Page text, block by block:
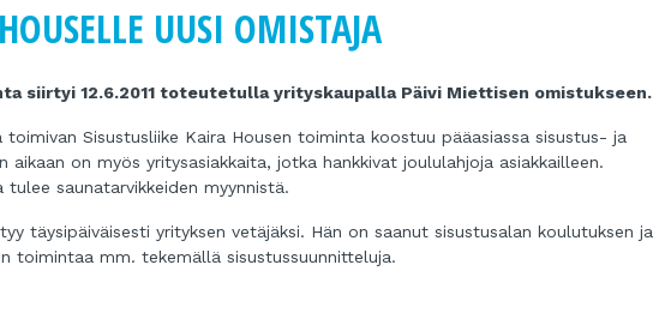
UUSI OMISTAJA
siirtyi 12.6.2011 toteutetulla yrityskaupalla Päivi Miettisen omistukseen.
Sisustusliike Kaira Housen toiminta koostuu pääasiassa sisustus- ja
on myös yritysasiakkaita, jotka hankkivat joululahjoja asiakkailleen.
saunatarvikkeiden myynnistä.
täysipäiväisesti yrityksen vetäjäksi. Hän on saanut sisustusalan koulutuksen ja
toimintaa mm. tekemällä sisustussuunnitteluja.